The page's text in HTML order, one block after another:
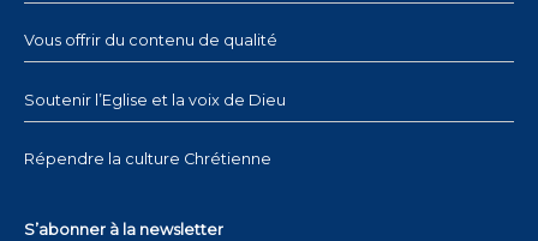
Vous offrir du contenu de qualité
Soutenir l’Eglise et la voix de Dieu
Répendre la culture Chrétienne
S’abonner à la newsletter